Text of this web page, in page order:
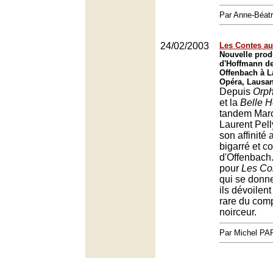
Par Anne-
24/02/2003
Les Contes
Nouvelle
d'Hoffmann
Offenbach à
Opéra,
Depuis
et la Belle
tandem
Laurent
son affinité
bigarré et
pour Les
qui se
ils
rare du
noirceur.
Par Michel